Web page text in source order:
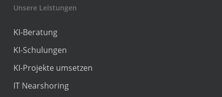
Unsere Leistungen
KI-Beratung
KI-Schulungen
KI-Projekte umsetzen
IT Nearshoring